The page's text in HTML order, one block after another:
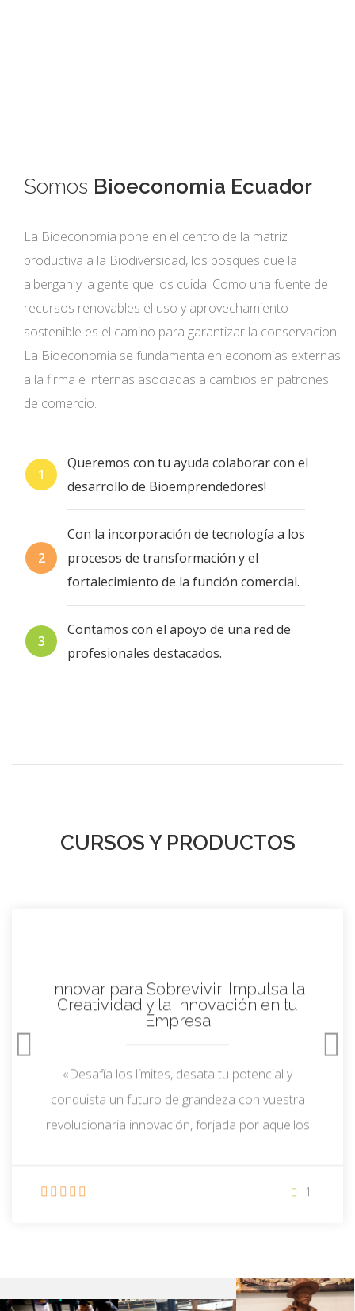
Somos Bioeconomia Ecuador
La Bioeconomia pone en el centro de la matriz
productiva a la Biodiversidad, los bosques que la
albergan y la gente que los cuida. Como una fuente de
recursos renovables el uso y aprovechamiento
sostenible es el camino para garantizar la conservacion.
La Bioeconomia se fundamenta en economias externas
a la firma e internas asociadas a cambios en patrones
de comercio.
Queremos con tu ayuda colaborar con el
desarrollo de Bioemprendedores!
Con la incorporación de tecnología a los
procesos de transformación y el
fortalecimiento de la función comercial.
Contamos con el apoyo de una red de
profesionales destacados.
CURSOS Y PRODUCTOS
Elaboración de un Plan de negocios
exitoso!
semanas (podemos ajustar la duración según
tus necesidades) Objetivos del curso:
Comprender la importancia de un plan de
su papel en el éxito empresarial. Conocer los